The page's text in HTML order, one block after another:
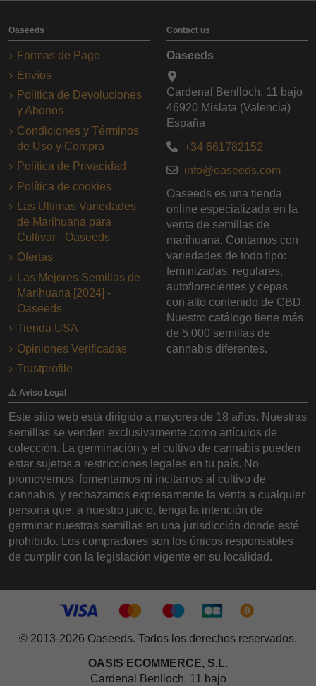
Oaseeds
Formas de Pago
Envíos
Política de Devoluciones
y Abonos
Condiciones y Términos
de Uso y Compra
Política de Privacidad
Política de cookies
Las Últimas Variedades
de Marihuana para
Cultivar - Oaseeds
Ofertas
Las Mejores Semillas de
Marihuana [2024] -
Oaseeds
Tienda USA
Opiniones Verificadas
Trustprofile
Contact us
Oaseeds
Cardenal Benlloch, 11 bajo
46920 Mislata (Valencia)
España
+34 661782152
info@oaseeds.com
Oaseeds es una tienda
online especializada en la
venta de semillas de
marihuana. Contamos con
variedades de todo tipo:
feminizadas, regulares,
autoflorecientes y cepas
con alto contenido de CBD.
Nuestro catálogo tiene más
de 5,000 semillas de
cannabis diferentes.
⚠️ Aviso Legal
Este sitio web está dirigido a mayores de 18 años. Nuestras
semillas se venden exclusivamente como artículos de
colección. La germinación y el cultivo de cannabis pueden
estar sujetos a restricciones legales en tu país. No
promovemos, fomentamos ni incitamos al cultivo de
cannabis, y rechazamos expresamente la venta a cualquier
persona que, a nuestro juicio, tenga la intención de
germinar nuestras semillas en una jurisdicción donde esté
prohibido. Los compradores son los únicos responsables
de cumplir con la legislación vigente en su localidad.
© 2013-2026 Oaseeds. Todos los derechos reservados.
OASIS ECOMMERCE, S.L.
Cardenal Benlloch, 11 bajo